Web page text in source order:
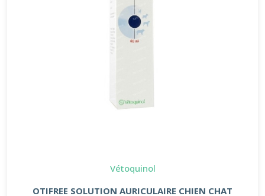
Vétoquinol
OTIFREE SOLUTION AURICULAIRE CHIEN CHAT